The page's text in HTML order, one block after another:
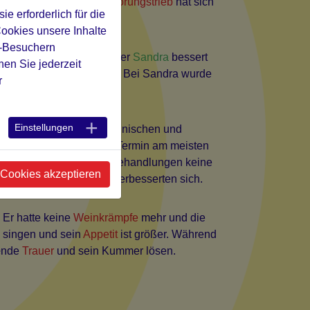
Bei unserer Tochter Sandra bessert
und die
Bei Sandra wurde
Nach schulmedizinischen und
mich beim ersten Termin am meisten
den osteopathischen Behandlungen keine
ihresKeuchhustens verbesserten sich.
Er hatte keine Weinkrämpfe mehr und die
und sein Appetit ist größer. Während
Trauer und sein Kummer lösen.
erforderlich für die
unsere Inhalte
Sie jederzeit
Einstellungen
akzeptieren